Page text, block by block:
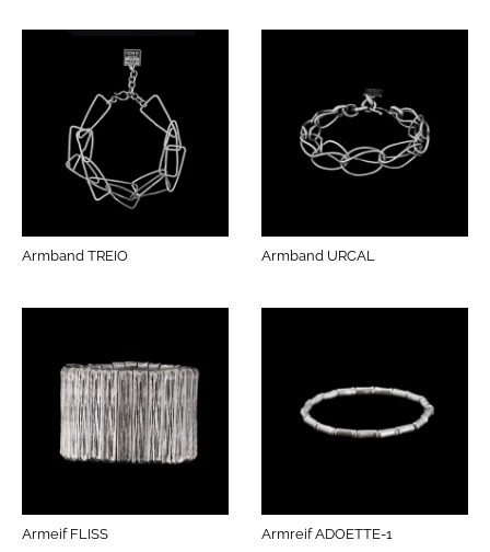
Armband TREIO Armband URCAL
Armeif FLISS Armreif ADOETTE-1